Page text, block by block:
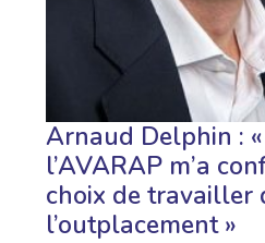
Arnaud Delphin :
l’AVARAP m’a
choix de travailler
l’outplacement »